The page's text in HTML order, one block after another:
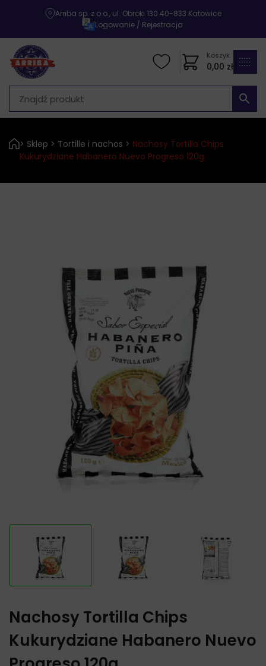
Arriba sp. z o.o., ul. Obroki 130 40-833 Katowice
|Logowanie / Rejestracja
Koszyk
0,00 zł
> Sklep > Tortille i nachos > Nachosy Tortilla Chips
Kukurydziane Habanero Nuevo Progreso 120g
Nachosy Tortilla Chips
Kukurydziane Habanero Nuevo